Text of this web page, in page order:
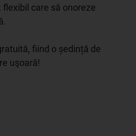
care să onoreze
fiind o ședință de
uşoară!